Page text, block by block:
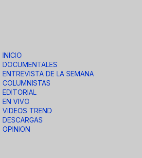
INICIO
DOCUMENTALES
ENTREVISTA DE LA SEMANA
COLUMNISTAS
EDITORIAL
EN VIVO
VIDEOS TREND
DESCARGAS
OPINION